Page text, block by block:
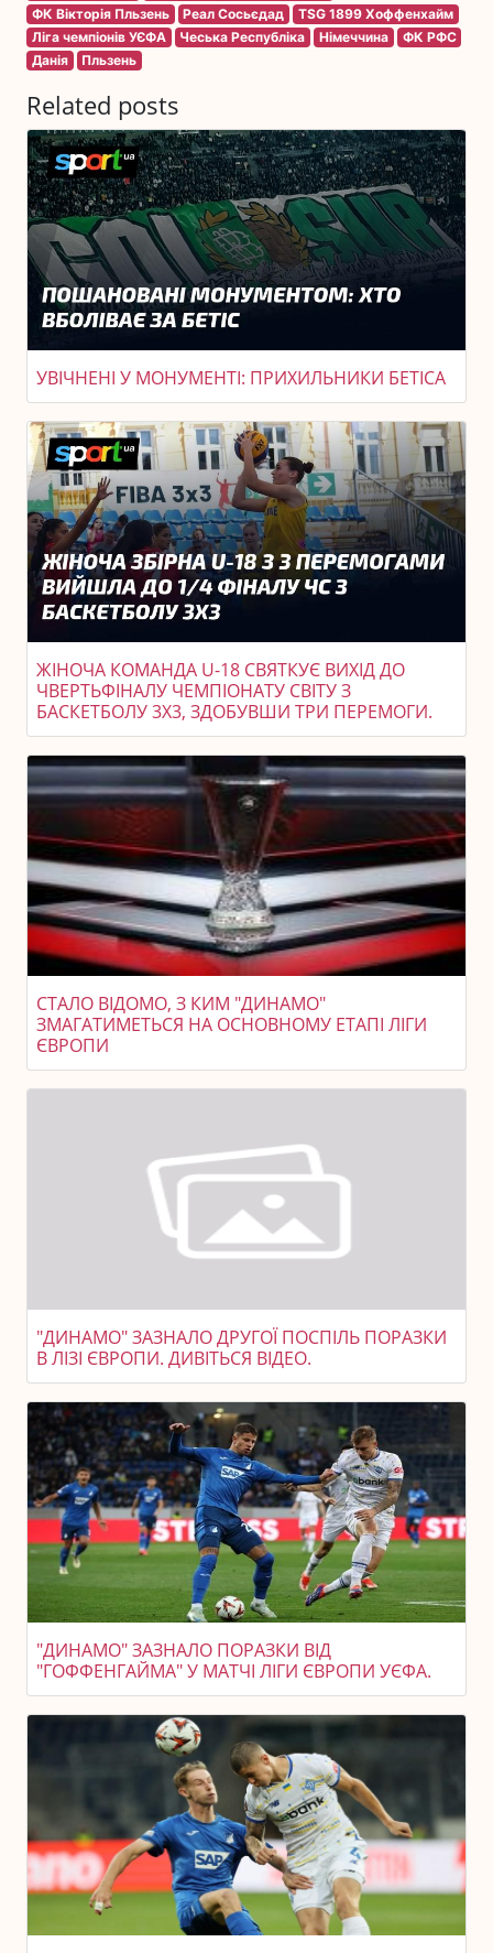
ФК Вікторія Пльзень
Реал Сосьєдад
TSG 1899 Хоффенхайм
Ліга чемпіонів УЄФА
Чеська Республіка Німеччина
ФК РФС
Данія
Пльзень
Related posts
УВІЧНЕНІ У МОНУМЕНТІ: ПРИХИЛЬНИКИ БЕТІСА
ЖІНОЧА КОМАНДА U-18 СВЯТКУЄ ВИХІД ДО
ЧВЕРТЬФІНАЛУ ЧЕМПІОНАТУ СВІТУ З
БАСКЕТБОЛУ 3X3, ЗДОБУВШИ ТРИ ПЕРЕМОГИ.
СТАЛО ВІДОМО, З КИМ "ДИНАМО"
ЗМАГАТИМЕТЬСЯ НА ОСНОВНОМУ ЕТАПІ ЛІГИ
ЄВРОПИ
"ДИНАМО" ЗАЗНАЛО ДРУГОЇ ПОСПІЛЬ ПОРАЗКИ
В ЛІЗІ ЄВРОПИ. ДИВІТЬСЯ ВІДЕО.
"ДИНАМО" ЗАЗНАЛО ПОРАЗКИ ВІД
"ГОФФЕНГАЙМА" У МАТЧІ ЛІГИ ЄВРОПИ УЄФА.